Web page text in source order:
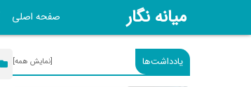
میانه نگار صفحه اصلی
یادداشت‌ها [نمایش همه]